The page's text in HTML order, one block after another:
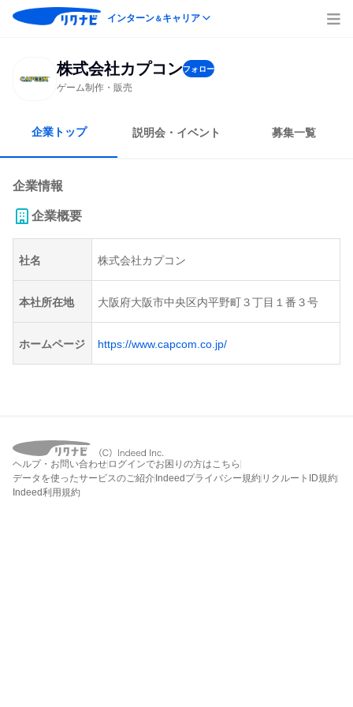
インターン＆キャリア
株式会社カプコンフォロー
ゲーム制作・販売
企業トップ 説明会・イベント 募集一覧
企業情報
企業概要
社名 株式会社カプコン
本社所在地 大阪府大阪市中央区内平野町３丁目１番３号
ホームページ https://www.capcom.co.jp/
ヘルプ・お問い合わせ ログインでお困りの方はこちら
データを使ったサービスのご紹介 Indeedプライバシー規約 リクルートID規約
Indeed利用規約